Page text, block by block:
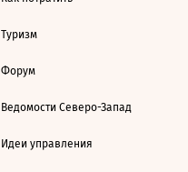
Туризм
Форум
Ведомости Северо-Запад
Идеи управления